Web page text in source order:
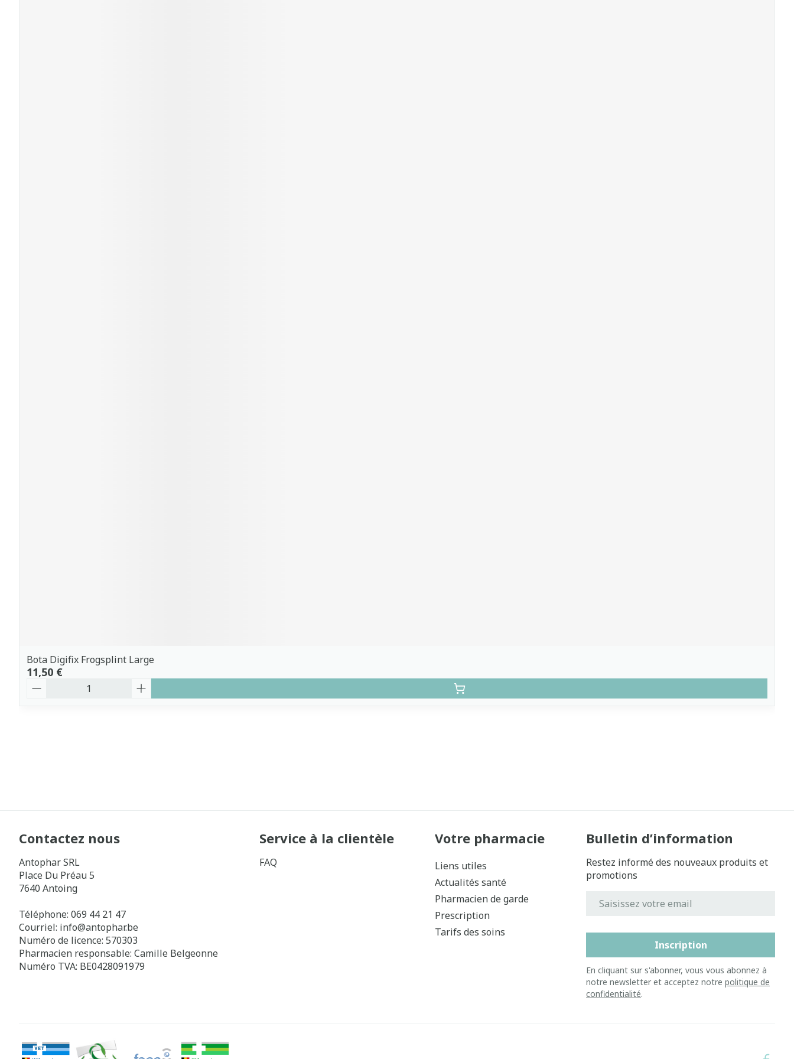
Bota Digifix Frogsplint Large
11,50 €
Contactez nous
Antophar SRL
Place Du Préau 5
7640 Antoing
Téléphone: 069 44 21 47
Courriel: info@antophar.be
Numéro de licence: 570303
Pharmacien responsable: Camille Belgeonne
Numéro TVA: BE0428091979
Service à la clientèle
FAQ
Votre pharmacie
Liens utiles
Actualités santé
Pharmacien de garde
Prescription
Tarifs des soins
Bulletin d’information
Restez informé des nouveaux produits et
promotions
Inscription
En cliquant sur s'abonner, vous vous abonnez à
notre newsletter et acceptez notrepolitique de
confidentialité.